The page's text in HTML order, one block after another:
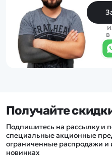
Получайте
Подпишитесь на рассылку и
специальные акционные
ограниченные распродажи
новинках